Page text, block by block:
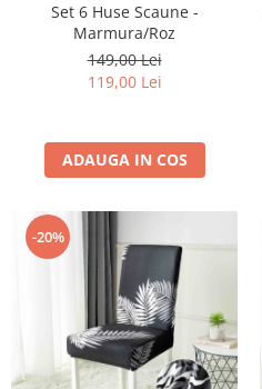
Set 6 Huse Scaune -
Marmura/Roz
149,00 Lei
119,00 Lei
ADAUGA IN COS
-20%